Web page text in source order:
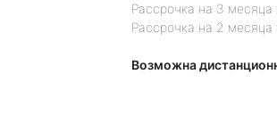
Рассрочка на 3
Рассрочка на 2 месяца
Возможна